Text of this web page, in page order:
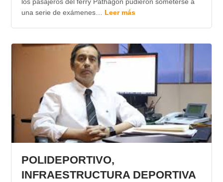
los pasajeros del ferry Pathagon pudieron someterse a
una serie de exámenes… Leer más
POLIDEPORTIVO,
INFRAESTRUCTURA DEPORTIVA